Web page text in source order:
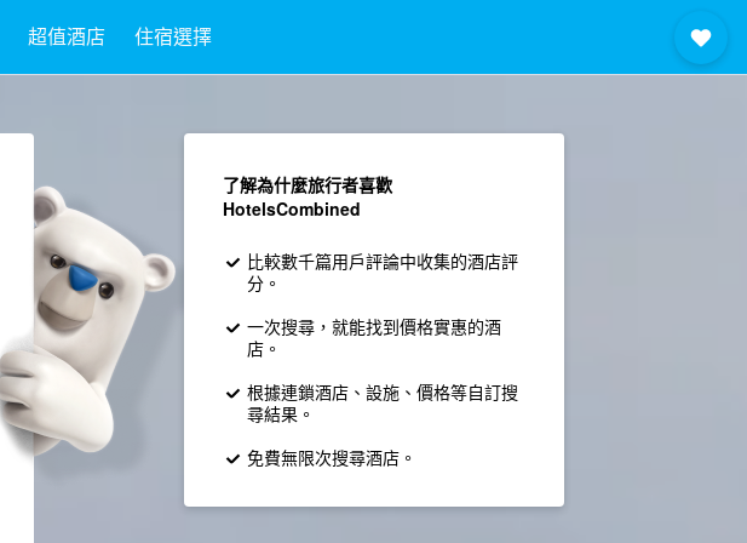
超值酒店 住宿選擇
了解為什麼旅行者喜歡
HotelsCombined
比較數千篇用戶評論中收集的酒店評
分。
一次搜尋，就能找到價格實惠的酒
店。
根據連鎖酒店、設施、價格等自訂搜
尋結果。
免費無限次搜尋酒店。